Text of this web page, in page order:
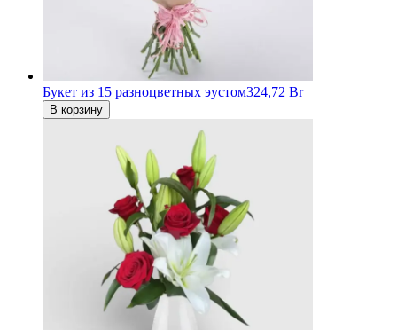
Букет из 15 разноцветных эустом324,72 Br
В корзину